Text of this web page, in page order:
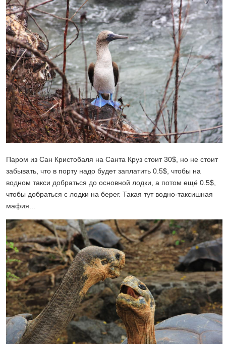
Паром из Сан Кристобаля на Санта Круз стоит 30$, но не стоит
забывать, что в порту надо будет заплатить 0.5$, чтобы на
водном такси добраться до основной лодки, а потом ещё 0.5$,
чтобы добраться с лодки на берег. Такая тут водно-таксишная
мафия...